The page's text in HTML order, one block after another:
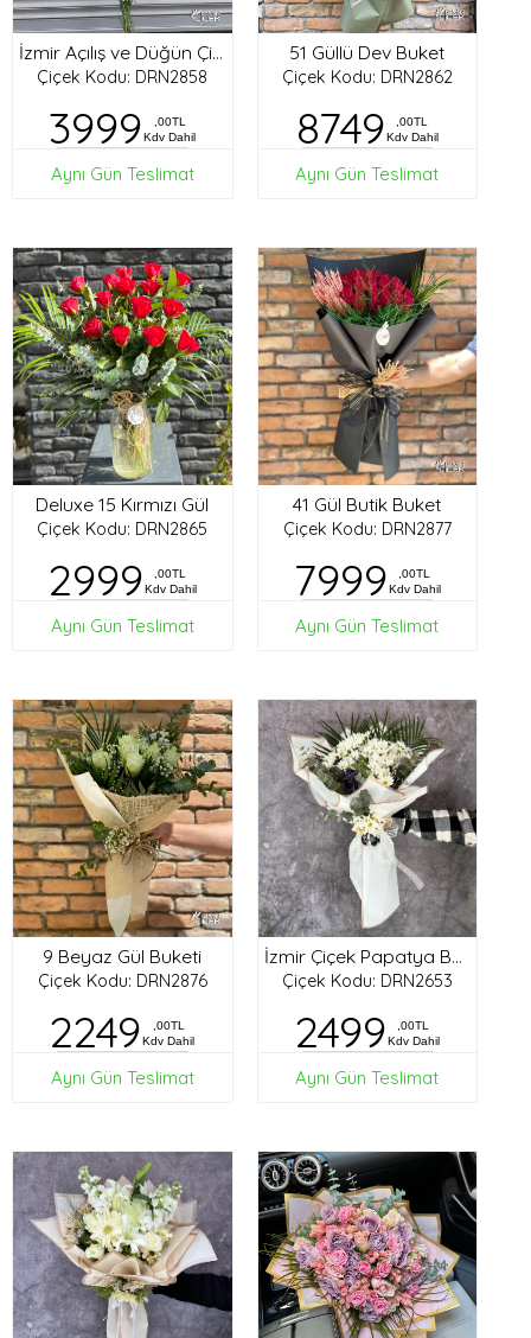
İzmir Açılış ve Düğün Çiçekleri
Çiçek Kodu: DRN2858
3999
,00TL
Kdv Dahil
Aynı Gün Teslimat
51 Güllü Dev Buket
Çiçek Kodu: DRN2862
8749
,00TL
Kdv Dahil
Aynı Gün Teslimat
Deluxe 15 Kırmızı Gül
Çiçek Kodu: DRN2865
2999
,00TL
Kdv Dahil
Aynı Gün Teslimat
41 Gül Butik Buket
Çiçek Kodu: DRN2877
7999
,00TL
Kdv Dahil
Aynı Gün Teslimat
9 Beyaz Gül Buketi
Çiçek Kodu: DRN2876
2249
,00TL
Kdv Dahil
Aynı Gün Teslimat
İzmir Çiçek Papatya Buketi
Çiçek Kodu: DRN2653
2499
,00TL
Kdv Dahil
Aynı Gün Teslimat